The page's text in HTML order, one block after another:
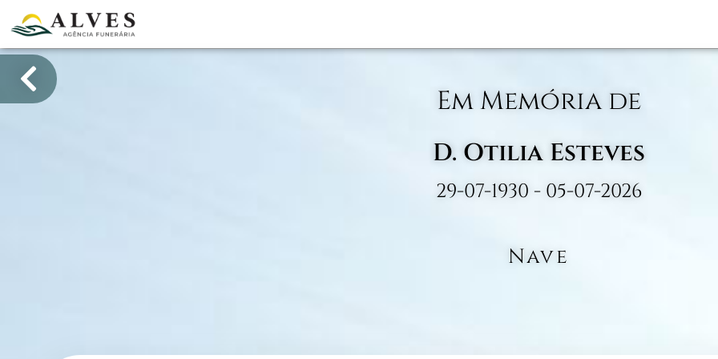
Em Memória de
D. Otilia Esteves
29-07-1930 - 05-07-2026
Nave